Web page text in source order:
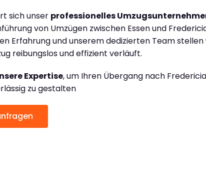
sich unser professionelles
von Umzügen zwischen Essen und
Erfahrung und unserem dedizierten Team stellen
reibungslos und effizient verläuft.
Expertise, um Ihren Übergang nach Fredericia
zu gestalten